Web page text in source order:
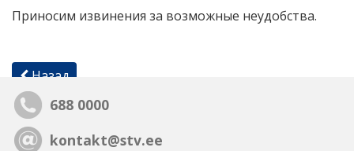
Приносим извинения за возможные неудобства.
Назад
688 0000
kontakt@stv.ee